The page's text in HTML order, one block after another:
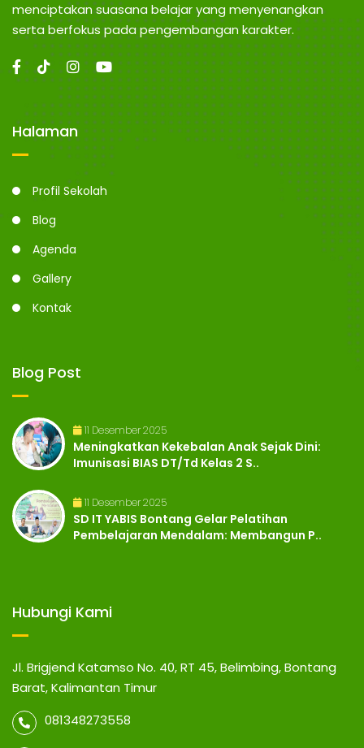
menciptakan suasana belajar yang menyenangkan
serta berfokus pada pengembangan karakter.
Halaman
Profil Sekolah
Blog
Agenda
Gallery
Kontak
Blog Post
11 Desember 2025
Meningkatkan Kekebalan Anak Sejak Dini:
Imunisasi BIAS DT/Td Kelas 2 S..
11 Desember 2025
SD IT YABIS Bontang Gelar Pelatihan
Pembelajaran Mendalam: Membangun P..
Hubungi Kami
Jl. Brigjend Katamso No. 40, RT 45, Belimbing, Bontang
Barat, Kalimantan Timur
081348273558